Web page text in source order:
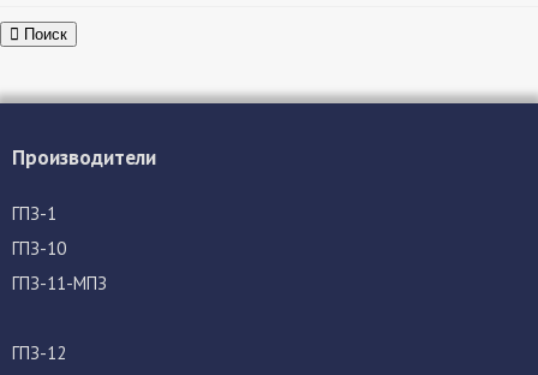
Поиск
Производители
ГПЗ-1
ГПЗ-10
ГПЗ-11-МПЗ
ГПЗ-12